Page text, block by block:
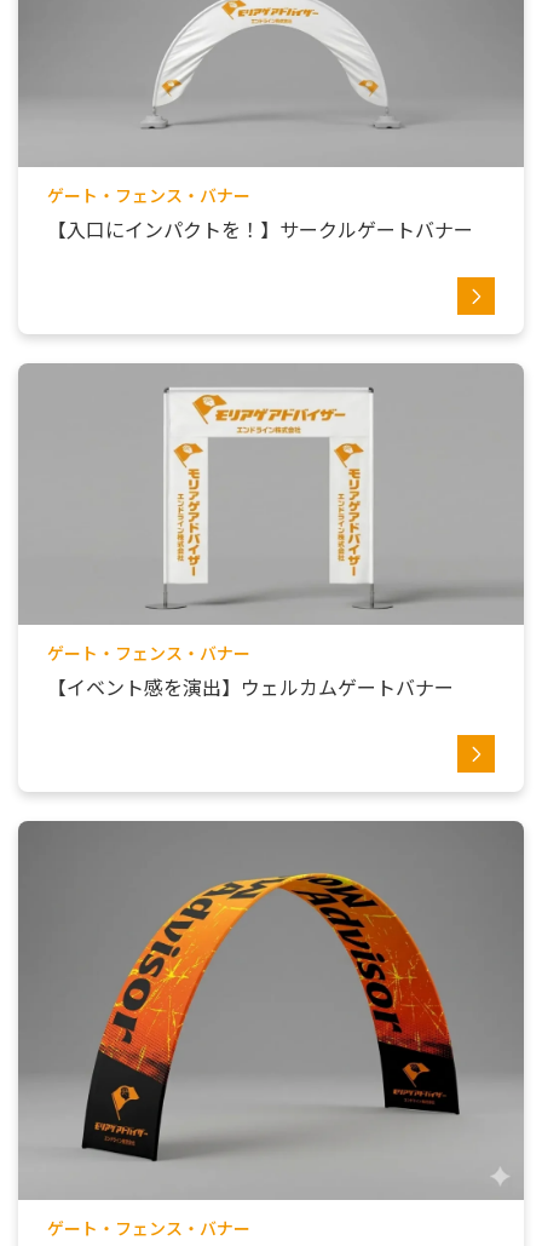
ゲート・フェンス・バナー
【入口にインパクトを！】サークルゲートバナー
ゲート・フェンス・バナー
【イベント感を演出】ウェルカムゲートバナー
ゲート・フェンス・バナー